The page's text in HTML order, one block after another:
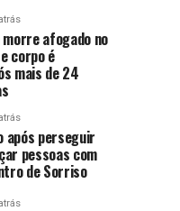
afogado no
corpo é
mais de 24
após perseguir
pessoas com
de Sorriso